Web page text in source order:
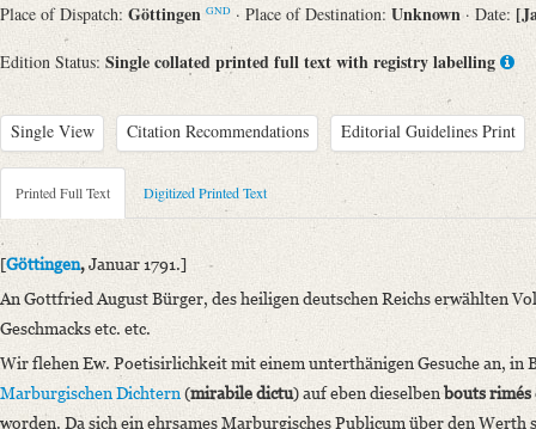
Place of Dispatch: Göttingen GND · Place of Destination: Unknown · Date:
Edition Status: Single collated printed full text with registry labelling
Single View Citation Recommendations Editorial Guidelines Print
Metadata Concerning Header
Sender: August Wilhelm von Schlegel
Recipient: Gottfried August Bürger
Place of Dispatch: Göttingen
Place of Destination: Unknown
Notations: Datum erschlossen.
Printed Text
Printed Full Text Digitized Printed Text
[Göttingen,Januar 1791.]
An Gottfried August Bürger, des heiligen deutschen Reichs erwählten
Geschmacks etc. etc.
Wir flehen Ew. Poetisirlichkeit mit einem unterthänigen Gesuche an, in
MarburgischenDichtern(mirabile dictu) auf eben dieselbenbouts rimés
worden. Da sich ein ehrsames Marburgisches Publicum über den